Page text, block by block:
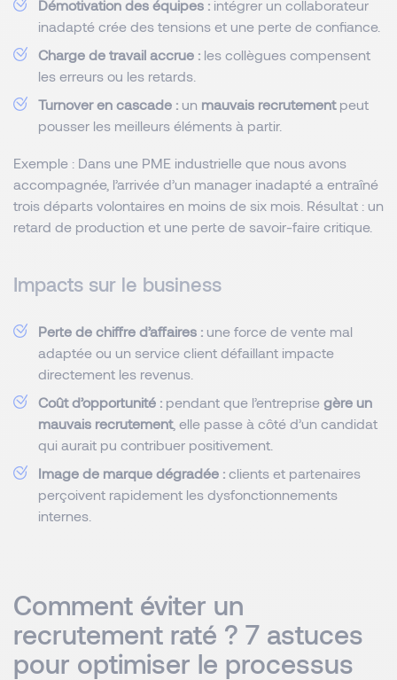
Démotivation des équipes : intégrer un collaborateur
inadapté crée des tensions et une perte de confiance.
Charge de travail accrue : les collègues compensent
les erreurs ou les retards.
Turnover en cascade : un mauvais recrutementpeut
pousser les meilleurs éléments à partir.
Exemple : Dans une PME industrielle que nous avons
accompagnée, l’arrivée d’un manager inadapté a entraîné
trois départs volontaires en moins de six mois. Résultat : un
retard de production et une perte de savoir-faire critique.
Impacts sur le business
Perte de chiffre d’affaires : une force de vente mal
adaptée ou un service client défaillant impacte
directement les revenus.
Coût d’opportunité : pendant que l’entreprise gère un
mauvais recrutement, elle passe à côté d’un candidat
qui aurait pu contribuer positivement.
Image de marque dégradée : clients et partenaires
perçoivent rapidement les dysfonctionnements
internes.
Comment éviter un
recrutement raté ? 7 astuces
pour optimiser le processus